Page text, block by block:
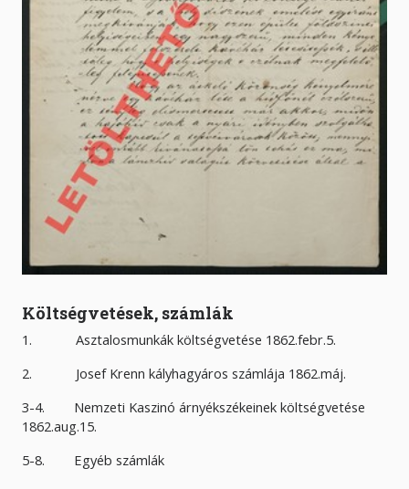
Költségvetések, számlák
1. Asztalosmunkák költségvetése 1862.febr.5.
2. Josef Krenn kályhagyáros számlája 1862.máj.
3-4. Nemzeti Kaszinó árnyékszékeinek költségvetése
1862.aug.15.
5-8. Egyéb számlák